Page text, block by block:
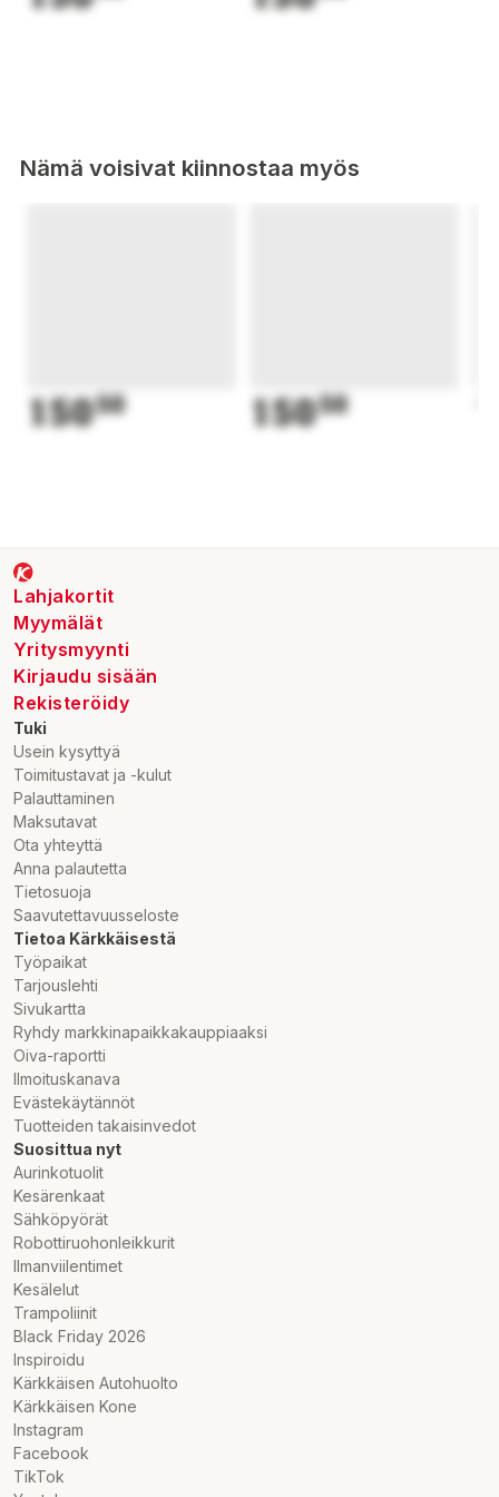
Nämä voisivat kiinnostaa myös
15050 15050
Lahjakortit
Myymälät
Yritysmyynti
Kirjaudu sisään
Rekisteröidy
Tuki
Usein kysyttyä
Toimitustavat ja -kulut
Palauttaminen
Maksutavat
Ota yhteyttä
Anna palautetta
Tietosuoja
Saavutettavuusseloste
Tietoa Kärkkäisestä
Työpaikat
Tarjouslehti
Sivukartta
Ryhdy markkinapaikkakauppiaaksi
Oiva-raportti
Ilmoituskanava
Evästekäytännöt
Tuotteiden takaisinvedot
Suosittua nyt
Aurinkotuolit
Kesärenkaat
Sähköpyörät
Robottiruohonleikkurit
Ilmanviilentimet
Kesälelut
Trampoliinit
Black Friday 2026
Inspiroidu
Kärkkäisen Autohuolto
Kärkkäisen Kone
Instagram
Facebook
TikTok